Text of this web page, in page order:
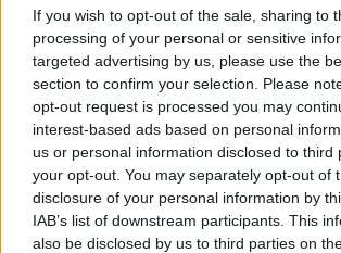
If you wish to opt-out of the sale, sharing to
processing of your personal or sensitive
targeted advertising by us, please use the
section to confirm your selection. Please
opt-out request is processed you may
interest-based ads based on personal
us or personal information disclosed to third
your opt-out. You may separately opt-out of
disclosure of your personal information by
IAB’s list of downstream participants. This
also be disclosed by us to third parties on